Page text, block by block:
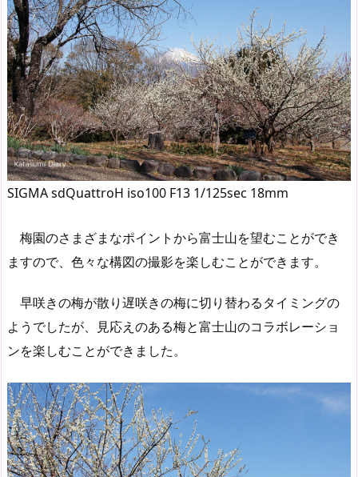
SIGMA sdQuattroH iso100 F13 1/125sec 18mm
梅園のさまざまなポイントから富士山を望むことができ
ますので、色々な構図の撮影を楽しむことができます。
早咲きの梅が散り遅咲きの梅に切り替わるタイミングの
ようでしたが、見応えのある梅と富士山のコラボレーショ
ンを楽しむことができました。